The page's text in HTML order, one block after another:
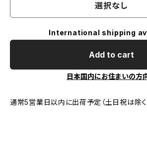
選択なし
International shipping
Add to cart
日本国内にお住まいの方
通常5営業日以内に出荷予定（土日祝は除く